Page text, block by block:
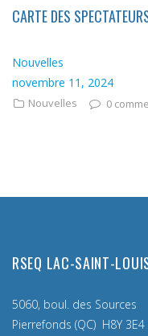
CARTE DES
Nouvelles
novembre 11, 2024
Nouvelles 0
RSEQ LAC-SAINT-
5060, boul. des Sources
Pierrefonds (QC) H8Y 3E4